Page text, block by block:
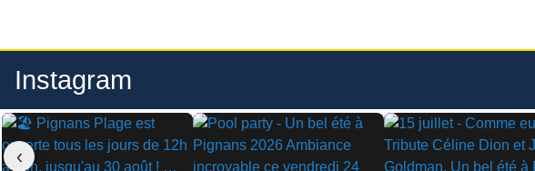
Instagram
‹